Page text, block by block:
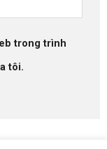
trong trình
tôi.